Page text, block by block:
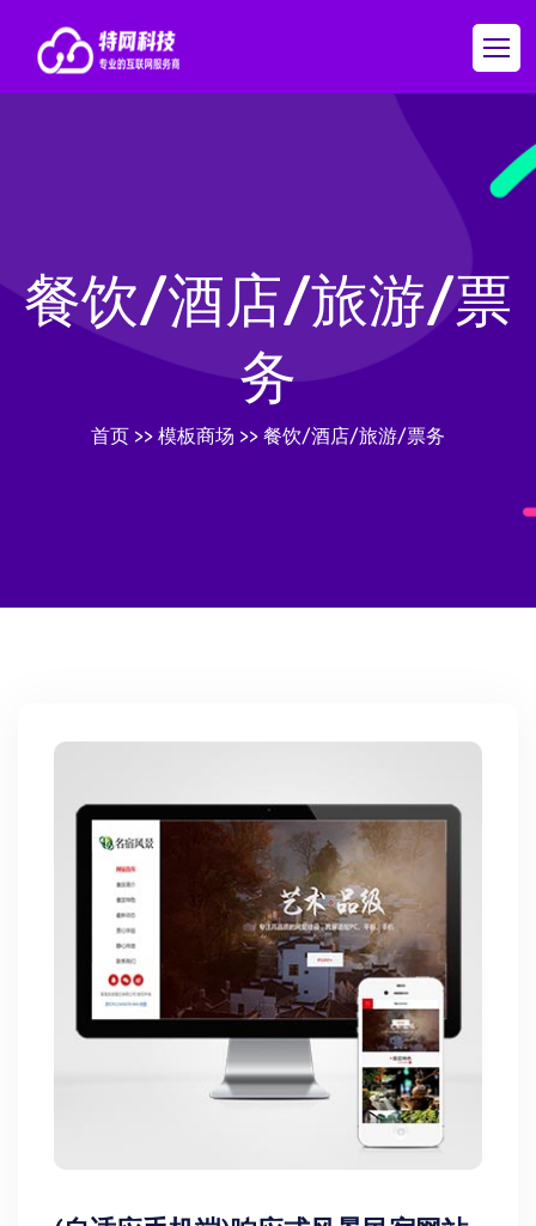
餐饮/酒店/旅游/票
务
首页 >> 模板商场 >> 餐饮/酒店/旅游/票务